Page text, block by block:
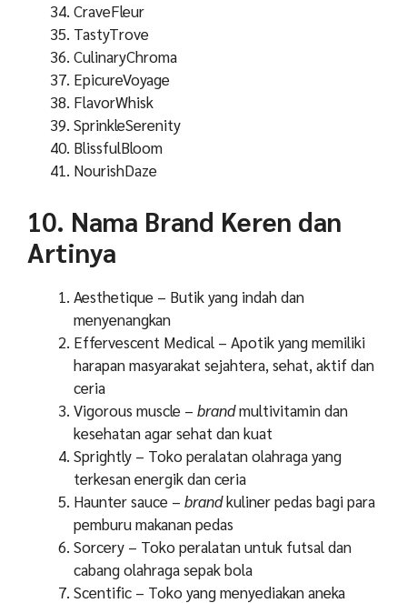
CraveFleur
TastyTrove
CulinaryChroma
EpicureVoyage
FlavorWhisk
SprinkleSerenity
BlissfulBloom
NourishDaze
10. Nama Brand Keren dan
Artinya
Aesthetique – Butik yang indah dan
menyenangkan
Effervescent Medical – Apotik yang memiliki
harapan masyarakat sejahtera, sehat, aktif dan
ceria
Vigorous muscle – brandmultivitamin dan
kesehatan agar sehat dan kuat
Sprightly – Toko peralatan olahraga yang
terkesan energik dan ceria
Haunter sauce – brandkuliner pedas bagi para
pemburu makanan pedas
Sorcery – Toko peralatan untuk futsal dan
cabang olahraga sepak bola
Scentific – Toko yang menyediakan aneka